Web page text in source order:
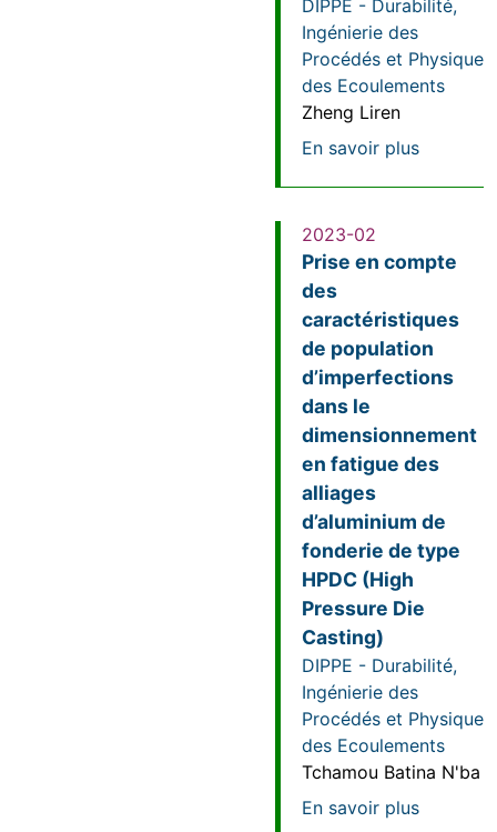
DIPPE - Durabilité,
Ingénierie des
Procédés et Physique
des Ecoulements
Zheng Liren
En savoir plussur
2023-02
Prise en compte
des
caractéristiques
de population
d’imperfections
dans le
dimensionnement
en fatigue des
alliages
d’aluminium de
fonderie de type
HPDC (High
Pressure Die
Casting)
DIPPE - Durabilité,
Ingénierie des
Procédés et Physique
des Ecoulements
Tchamou Batina N'ba
En savoir plussur